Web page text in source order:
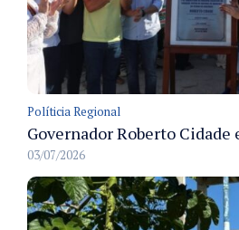
Políticia Regional
03/07/2026